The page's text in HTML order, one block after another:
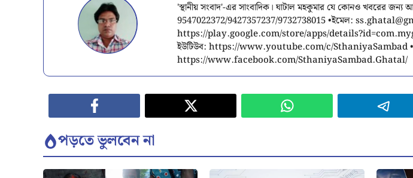
'স্থানীয় সংবাদ'-এর সাংবাদিক। ঘাটাল মহকুমার যে কোনও খবরের
9547022372/9427357237/9732738015 •ইমেল:
https://play.google.com/store/apps/
ইউটিউব: https://www.youtube.com/c/SthaniyaSambad
https://www.facebook.com/SthaniyaSambad.Ghatal/
পড়তে ভুলবেন না